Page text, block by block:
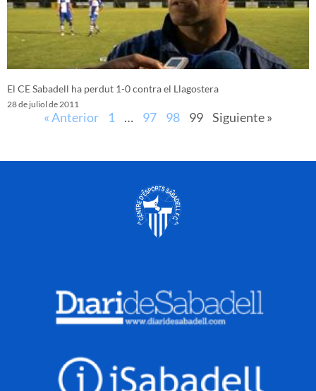
El CE Sabadell ha perdut 1-0 contra el Llagostera
28 de juliol de 2011
« Anterior 1 … 97 98 99 Siguiente »